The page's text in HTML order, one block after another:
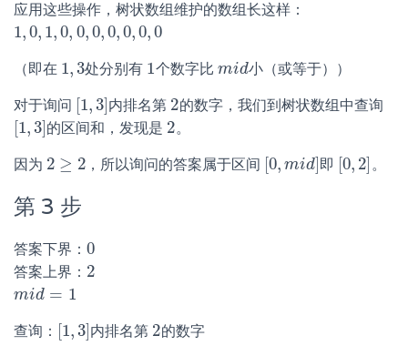
应用这些操作，树状数组维护的数组长这样：
1,0, 1, 0, 0,0,0,0,0,0
1, 0,1,0,0 ,0, 0,0,0,0
（即在 1,3
1, 3处分别有 1
1个数字比 mid
mid 小（或等于））
对于询问 [1,3]
1, 3] 内排名第 2
2的数字，我们到树状数组中查询
[1,3]
1, 3] 的区间和，发现是 2
2。
因为 2 ≥ 2
2 ≥2 ，所以询问的答案属于区间 [0, mid]
[0, mid] 即 [0, 2]
[0, 2] 。
第 3 步
答案下界： 0
0
答案上界： 2
2
mid = 1
mid= 1
查询： [1,3]
1, 3] 内排名第 2
2的数字